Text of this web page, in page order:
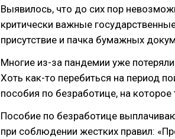
Выявилось, что до сих пор
критически важные
присутствие и пачка бумажных
Многие из-за пандемии уже
Хоть как-то перебиться на период
пособия по безработице, на которое
Пособие по безработице
при соблюдении жестких правил: